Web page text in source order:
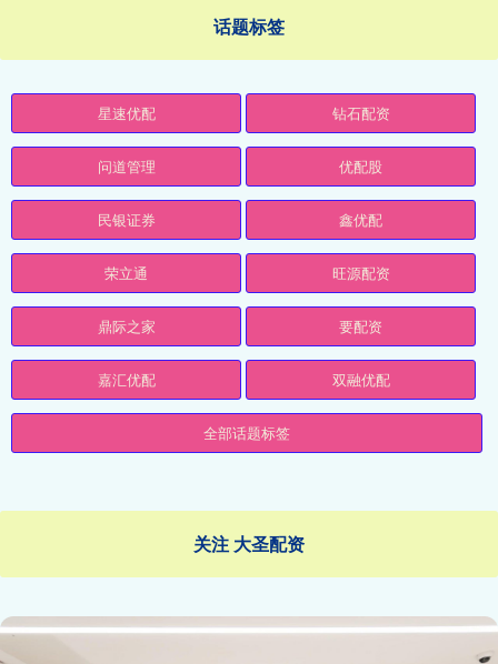
话题标签
星速优配 钻石配资
问道管理 优配股
民银证券 鑫优配
荣立通 旺源配资
鼎际之家 要配资
嘉汇优配 双融优配
全部话题标签
关注 大圣配资